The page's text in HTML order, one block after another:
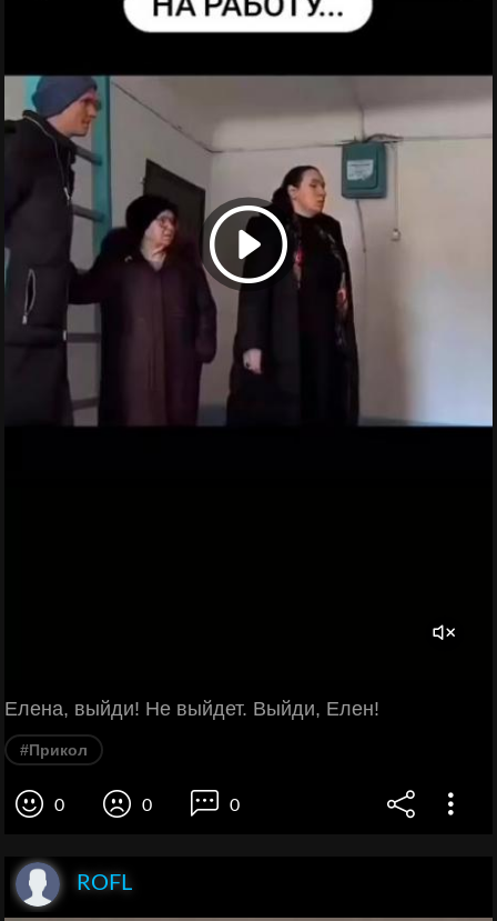
Елена, выйди! Не выйдет. Выйди, Елен!
#Прикол
0 0 0
ROFL